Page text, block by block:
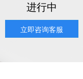
进行中
立即咨询客服